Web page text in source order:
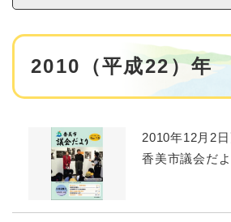
本
2010（平成22）年
2010年12月2
香美市議会だ